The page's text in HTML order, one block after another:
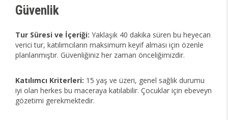
Güvenlik
Tur Süresi ve İçeriği: Yaklaşık 40 dakika süren bu heyecan
verici tur, katılımcıların maksimum keyif alması için özenle
planlanmıştır. Güvenliğiniz her zaman önceliğimizdir.
Katılımcı Kriterleri: 15 yaş ve üzeri, genel sağlık durumu
iyi olan herkes bu maceraya katılabilir. Çocuklar için ebeveyn
gözetimi gerekmektedir.